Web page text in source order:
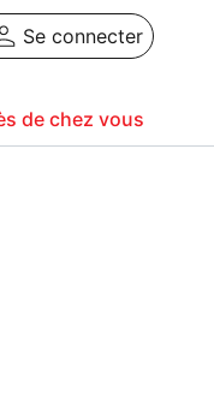
Se connecter
de chez vous